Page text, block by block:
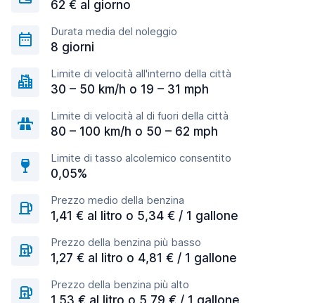
62 € al giorno
Durata media del noleggio
8 giorni
Limite di velocità all'interno della città
30 – 50 km/h o 19 – 31 mph
Limite di velocità al di fuori della città
80 – 100 km/h o 50 – 62 mph
Limite di tasso alcolemico consentito
0,05%
Prezzo medio della benzina
1,41 € al litro o 5,34 € / 1 gallone
Prezzo della benzina più basso
1,27 € al litro o 4,81 € / 1 gallone
Prezzo della benzina più alto
1,53 € al litro o 5,79 € / 1 gallone